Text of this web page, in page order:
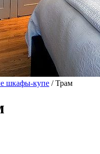
шкафы-купе / Трам